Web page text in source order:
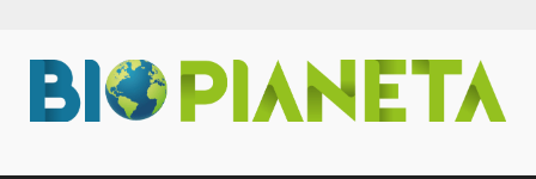
Inhalt
springen